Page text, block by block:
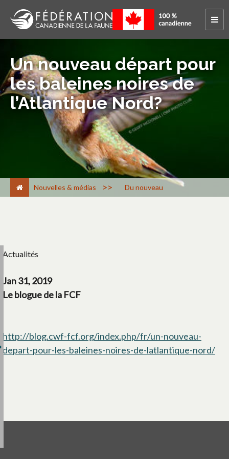
Un nouveau départ pour
les baleines noires de
l’Atlantique Nord?
Nouvelles & médias > Du nouveau
Actualités
Jan 31, 2019
Le blogue de la FCF
http://blog.cwf-fcf.org/index.php/fr/un-nouveau-
depart-pour-les-baleines-noires-de-latlantique-nord/